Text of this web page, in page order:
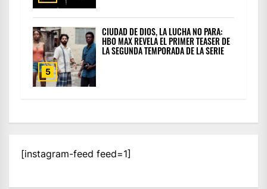
5
CIUDAD DE DIOS, LA LUCHA NO PARA:
HBO MAX REVELA EL PRIMER TEASER DE
LA SEGUNDA TEMPORADA DE LA SERIE
[instagram-feed feed=1]